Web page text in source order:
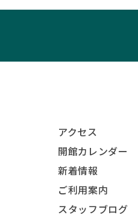
アクセス
開館カレンダー
新着情報
ご利用案内
スタッフブログ